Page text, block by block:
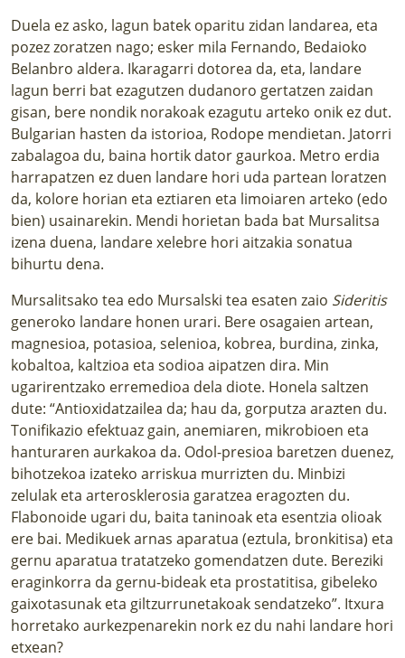
Duela ez asko, lagun batek oparitu zidan landarea, eta
pozez zoratzen nago; esker mila Fernando, Bedaioko
Belanbro aldera. Ikaragarri dotorea da, eta, landare
lagun berri bat ezagutzen dudanoro gertatzen zaidan
gisan, bere nondik norakoak ezagutu arteko onik ez dut.
Bulgarian hasten da istorioa, Rodope mendietan. Jatorri
zabalagoa du, baina hortik dator gaurkoa. Metro erdia
harrapatzen ez duen landare hori uda partean loratzen
da, kolore horian eta eztiaren eta limoiaren arteko (edo
bien) usainarekin. Mendi horietan bada bat Mursalitsa
izena duena, landare xelebre hori aitzakia sonatua
bihurtu dena.
Mursalitsako tea edo Mursalski tea esaten zaio Sideritis
generoko landare honen urari. Bere osagaien artean,
magnesioa, potasioa, selenioa, kobrea, burdina, zinka,
kobaltoa, kaltzioa eta sodioa aipatzen dira. Min
ugarirentzako erremedioa dela diote. Honela saltzen
dute: “Antioxidatzailea da; hau da, gorputza arazten du.
Tonifikazio efektuaz gain, anemiaren, mikrobioen eta
hanturaren aurkakoa da. Odol-presioa baretzen duenez,
bihotzekoa izateko arriskua murrizten du. Minbizi
zelulak eta arterosklerosia garatzea eragozten du.
Flabonoide ugari du, baita taninoak eta esentzia olioak
ere bai. Medikuek arnas aparatua (eztula, bronkitisa) eta
gernu aparatua tratatzeko gomendatzen dute. Bereziki
eraginkorra da gernu-bideak eta prostatitisa, gibeleko
gaixotasunak eta giltzurrunetakoak sendatzeko”. Itxura
horretako aurkezpenarekin nork ez du nahi landare hori
etxean?